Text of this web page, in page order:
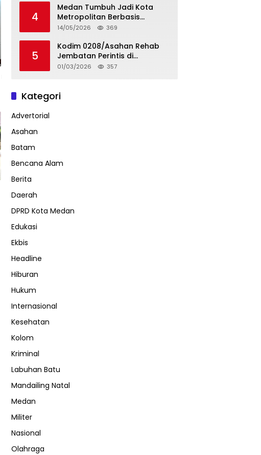
4
Medan Tumbuh Jadi Kota
Metropolitan Berbasis
Teknologi
14/05/2026 369
5
Kodim 0208/Asahan Rehab
Jembatan Perintis di
Mandarsah
01/03/2026 357
Kategori
Advertorial
Asahan
Batam
Bencana Alam
Berita
Daerah
DPRD Kota Medan
Edukasi
Ekbis
Headline
Hiburan
Hukum
Internasional
Kesehatan
Kolom
Kriminal
Labuhan Batu
Mandailing Natal
Medan
Militer
Nasional
Olahraga